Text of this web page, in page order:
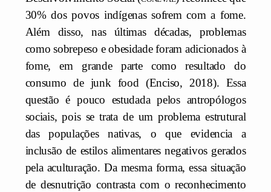
30% dos povos indígenas sofrem com a fome.
Além disso, nas últimas décadas, problemas
como sobrepeso e obesidade foram adicionados à
fome, em grande parte como resultado do
consumo de junk food (Enciso, 2018). Essa
questão é pouco estudada pelos antropólogos
sociais, pois se trata de um problema estrutural
das populações nativas, o que evidencia a
inclusão de estilos alimentares negativos gerados
pela aculturação. Da mesma forma, essa situação
de desnutrição contrasta com o reconhecimento